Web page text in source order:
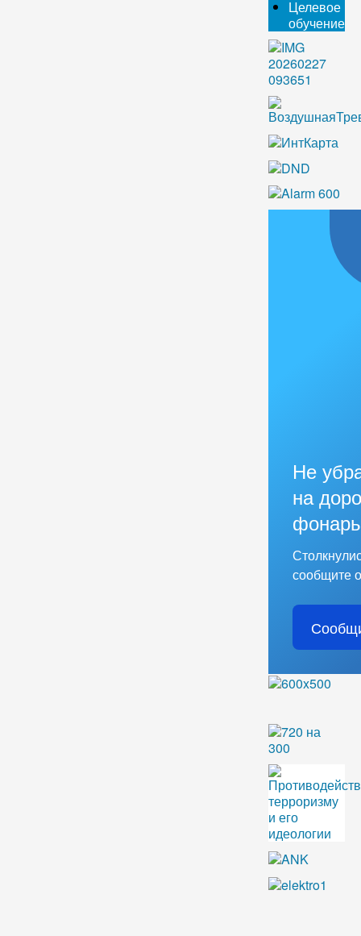
Целевое
обучение
Не
на
сообщите